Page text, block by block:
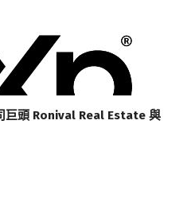
巨頭 Ronival Real Estate 與